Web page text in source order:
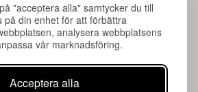
"acceptera alla" samtycker du till
på din enhet för att förbättra
analysera webbplatsens
vår marknadsföring.
Acceptera alla